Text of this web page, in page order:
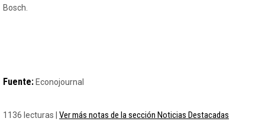
Bosch.
Fuente: Econojournal
1136 lecturas | Ver más notas de la sección Noticias Destacadas